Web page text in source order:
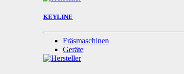
KEYLINE
Fräsmaschinen
Geräte